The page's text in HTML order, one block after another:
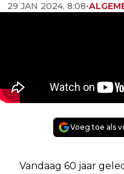
29 JAN 2024, 8:08•
Voeg toe als
Vandaag 60 jaar